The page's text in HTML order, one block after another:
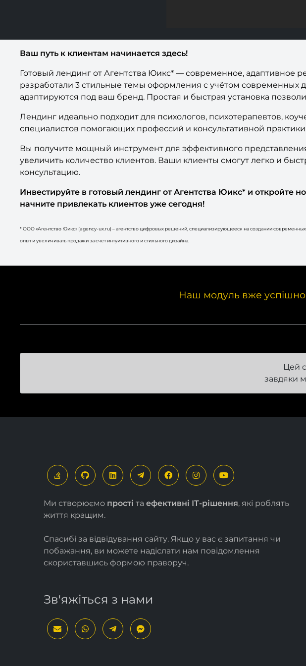
Ваш путь к клиентам начинается здесь!
Готовый лендинг от Агентства Юикс* — современное, адаптивное
разработали 3 стильные темы оформления с учётом современных
адаптируются под ваш бренд. Простая и быстрая установка
Лендинг идеально подходит для психологов, психотерапевтов,
специалистов помогающих профессий и консультативной
Вы получите мощный инструмент для эффективного
увеличить количество клиентов. Ваши клиенты смогут легко и
консультацию.
Инвестируйте в готовый лендинг от Агентства Юикс* и
начните привлекать клиентов уже сегодня!
* ООО «Агентство Юикс» (agency-ux.ru) – агентство цифровых решений, специализирующееся на создании
опыт и увеличивать продажи за счет интуитивного и стильного дизайна.
Наш модуль вже
Цей
завдяки
Ми створюємо прості та ефективні ІТ-рішення, які роблять
життя кращим.
Спасибі за відвідування сайту. Якщо у вас є запитання чи
побажання, ви можете надіслати нам повідомлення
скориставшись формою праворуч.
Зв'яжіться з нами